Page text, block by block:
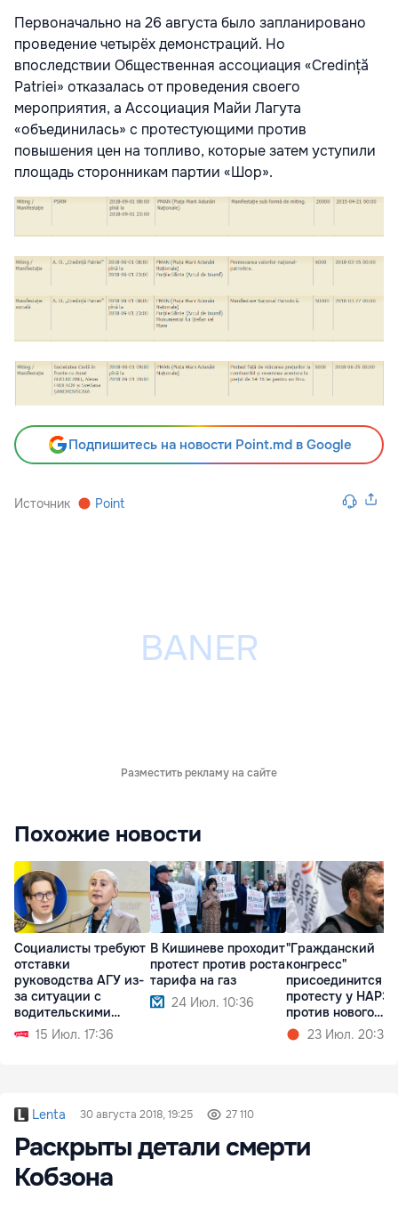
Первоначально на 26 августа было запланировано
проведение четырёх демонстраций. Но
впоследствии Общественная ассоциация «Credință
Patriei» отказалась от проведения своего
мероприятия, а Ассоциация Майи Лагута
«объединилась» с протестующими против
повышения цен на топливо, которые затем уступили
площадь сторонникам партии «Шор».
Подпишитесь на новости Point.md в Google
Источник Point
Разместить рекламу на сайте
Похожие новости
Социалисты требуют
отставки
руководства АГУ из-
за ситуации с
водительскими
правами
15 Июл. 17:36
В Кишиневе проходит
протест против роста
тарифа на газ
24 Июл. 10:36
"Гражданский
конгресс"
присоединится к
протесту у НАРЭ
против нового
тарифного шока
23 Июл. 20:36
Lenta 30 августа 2018, 19:25 27 110
Раскрыты детали смерти
Кобзона